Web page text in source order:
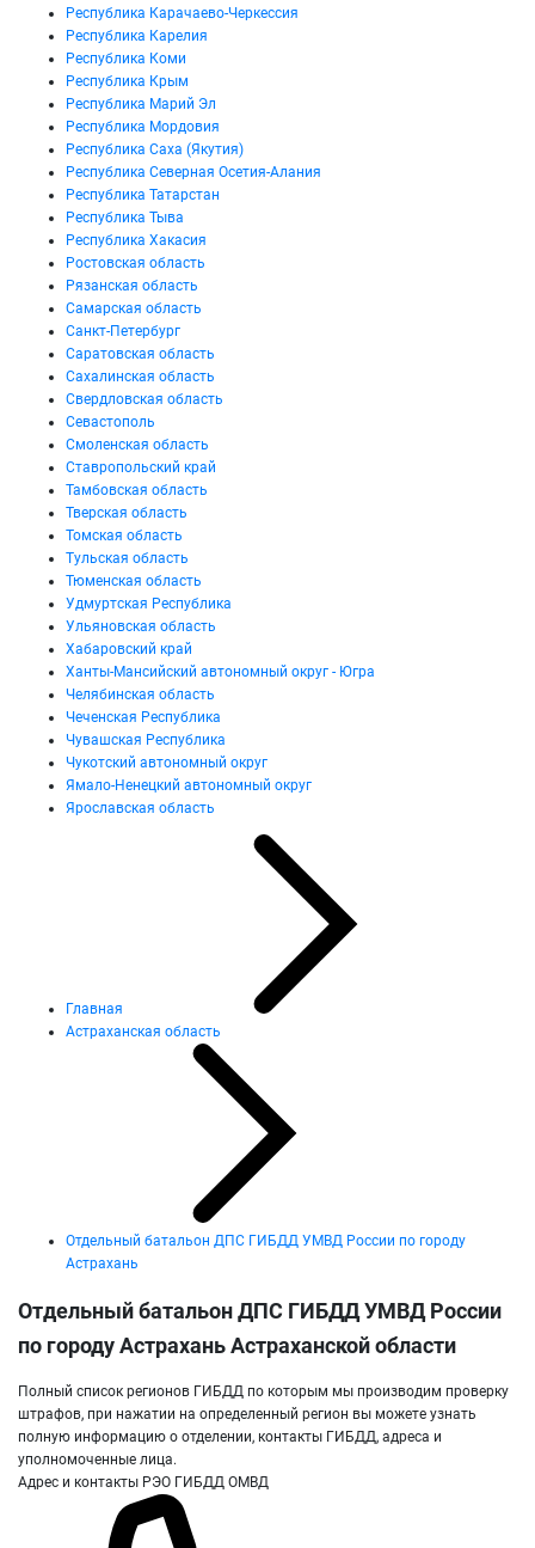
Республика Карачаево-Черкессия
Республика Карелия
Республика Коми
Республика Крым
Республика Марий Эл
Республика Мордовия
Республика Саха (Якутия)
Республика Северная Осетия-Алания
Республика Татарстан
Республика Тыва
Республика Хакасия
Ростовская область
Рязанская область
Самарская область
Санкт-Петербург
Саратовская область
Сахалинская область
Свердловская область
Севастополь
Смоленская область
Ставропольский край
Тамбовская область
Тверская область
Томская область
Тульская область
Тюменская область
Удмуртская Республика
Ульяновская область
Хабаровский край
Ханты-Мансийский автономный округ - Югра
Челябинская область
Чеченская Республика
Чувашская Республика
Чукотский автономный округ
Ямало-Ненецкий автономный округ
Ярославская область
Главная
Астраханская область
Отдельный батальон ДПС ГИБДД УМВД России по городу
Астрахань
Отдельный батальон ДПС ГИБДД УМВД России
по городу Астрахань Астраханской области
Полный список регионов ГИБДД по которым мы производим проверку
штрафов, при нажатии на определенный регион вы можете узнать
полную информацию о отделении, контакты ГИБДД, адреса и
уполномоченные лица.
Адрес и контакты РЭО ГИБДД ОМВД